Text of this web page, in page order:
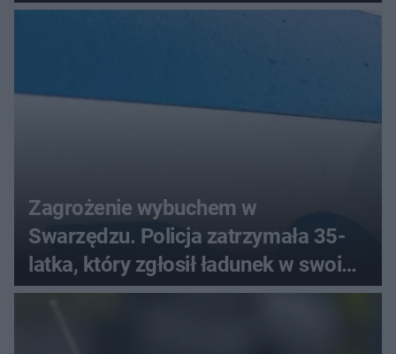
Zagrożenie wybuchem w
Swarzędzu. Policja zatrzymała 35-
latka, który zgłosił ładunek w swoim
aucie